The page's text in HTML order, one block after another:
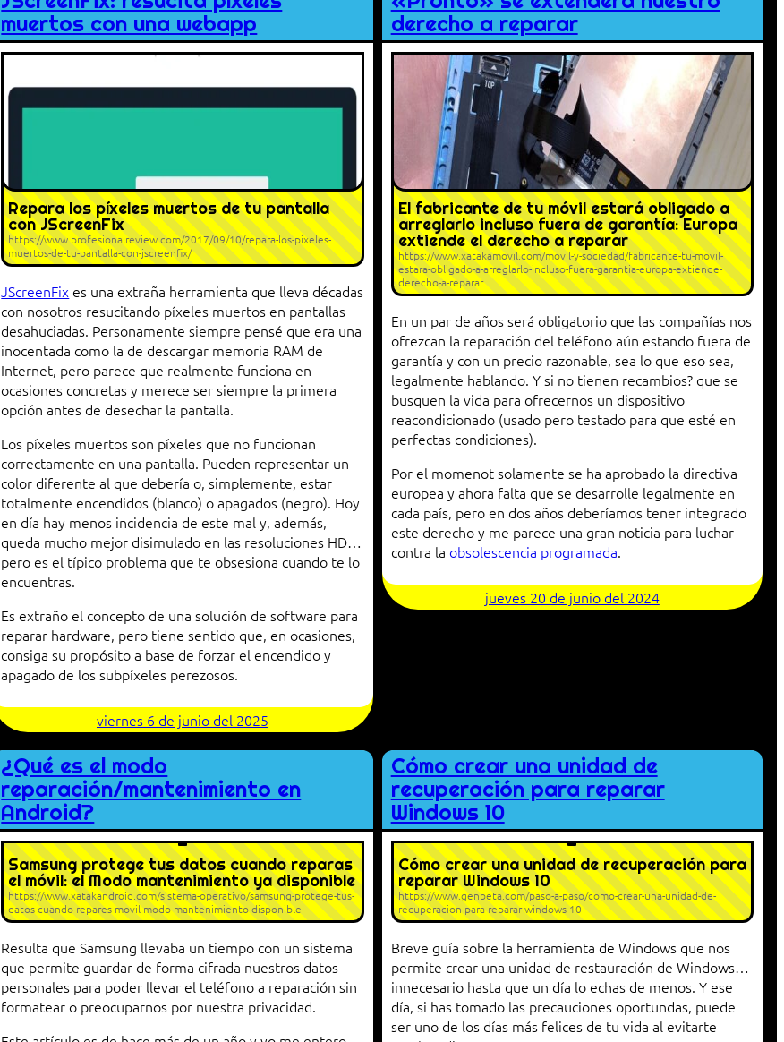
muertos con una webapp
Repara los píxeles muertos de tu pantalla
con JScreenFix
https://www.profesionalreview.com/2017/09/10/repara-los-pixeles-
muertos-de-tu-pantalla-con-jscreenfix/
JScreenFix es una extraña herramienta que lleva décadas
con nosotros resucitando píxeles muertos en pantallas
desahuciadas. Personamente siempre pensé que era una
inocentada como la de descargar memoria RAM de
Internet, pero parece que realmente funciona en
ocasiones concretas y merece ser siempre la primera
opción antes de desechar la pantalla.
Los píxeles muertos son píxeles que no funcionan
correctamente en una pantalla. Pueden representar un
color diferente al que debería o, simplemente, estar
totalmente encendidos (blanco) o apagados (negro). Hoy
en día hay menos incidencia de este mal y, además,
queda mucho mejor disimulado en las resoluciones HD…
pero es el típico problema que te obsesiona cuando te lo
encuentras.
Es extraño el concepto de una solución de software para
reparar hardware, pero tiene sentido que, en ocasiones,
consiga su propósito a base de forzar el encendido y
apagado de los subpíxeles perezosos.
viernes 6 de junio del 2025
derecho a reparar
El fabricante de tu móvil estará obligado a
arreglarlo incluso fuera de garantía: Europa
extiende el derecho a reparar
https://www.xatakamovil.com/movil-y-sociedad/fabricante-tu-movil-
estara-obligado-a-arreglarlo-incluso-fuera-garantia-europa-extiende-
derecho-a-reparar
En un par de años será obligatorio que las compañías nos
ofrezcan la reparación del teléfono aún estando fuera de
garantía y con un precio razonable, sea lo que eso sea,
legalmente hablando. Y si no tienen recambios? que se
busquen la vida para ofrecernos un dispositivo
reacondicionado (usado pero testado para que esté en
perfectas condiciones).
Por el momenot solamente se ha aprobado la directiva
europea y ahora falta que se desarrolle legalmente en
cada país, pero en dos años deberíamos tener integrado
este derecho y me parece una gran noticia para luchar
contra la obsolescencia programada.
jueves 20 de junio del 2024
¿Qué es el modo
reparación/mantenimiento en
Android?
Samsung protege tus datos cuando reparas
el móvil: el Modo mantenimiento ya disponible
https://www.xatakandroid.com/sistema-operativo/samsung-protege-tus-
datos-cuando-repares-movil-modo-mantenimiento-disponible
Resulta que Samsung llevaba un tiempo con un sistema
que permite guardar de forma cifrada nuestros datos
personales para poder llevar el teléfono a reparación sin
formatear o preocuparnos por nuestra privacidad.
Cómo crear una unidad de
recuperación para reparar
Windows 10
Cómo crear una unidad de recuperación para
reparar Windows 10
https://www.genbeta.com/paso-a-paso/como-crear-una-unidad-de-
recuperacion-para-reparar-windows-10
Breve guía sobre la herramienta de Windows que nos
permite crear una unidad de restauración de Windows…
innecesario hasta que un día lo echas de menos. Y ese
día, si has tomado las precauciones oportundas, puede
ser uno de los días más felices de tu vida al evitarte